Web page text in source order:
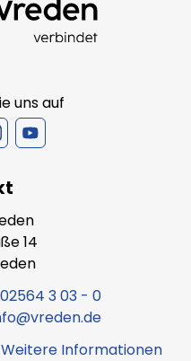
uns auf
14
02564 3 03 - 0
Weitere Informationen